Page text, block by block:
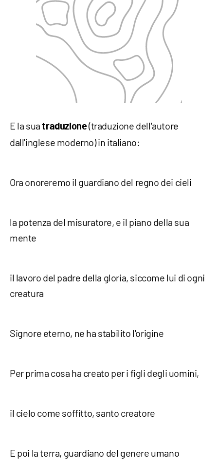
E la suatraduzione(traduzione dell'autore
dall'inglese moderno) in italiano:
Ora onoreremo il guardiano del regno dei cieli
la potenza del misuratore, e il piano della sua
mente
il lavoro del padre della gloria, siccome lui di ogni
creatura
Signore eterno, ne ha stabilito l'origine
Per prima cosa ha creato per i figli degli uomini,
il cielo come soffitto, santo creatore
E poi la terra, guardiano del genere umano